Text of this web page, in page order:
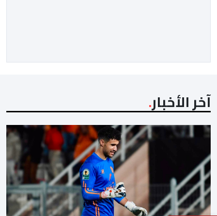
من طرف اللجنة التقنية التي واكبت كل […]
آخر الأخبار